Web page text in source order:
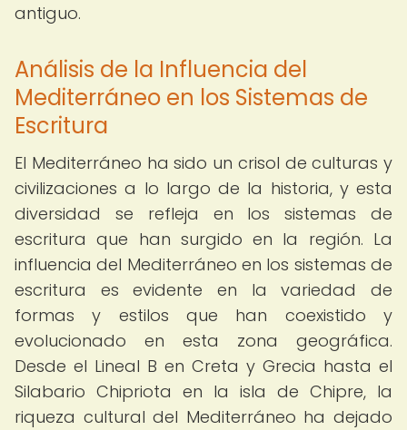
antiguo.
Análisis de la Influencia del
Mediterráneo en los Sistemas de
Escritura
El Mediterráneo ha sido un crisol de culturas y
civilizaciones a lo largo de la historia, y esta
diversidad se refleja en los sistemas de
escritura que han surgido en la región. La
influencia del Mediterráneo en los sistemas de
escritura es evidente en la variedad de
formas y estilos que han coexistido y
evolucionado en esta zona geográfica.
Desde el Lineal B en Creta y Grecia hasta el
Silabario Chipriota en la isla de Chipre, la
riqueza cultural del Mediterráneo ha dejado